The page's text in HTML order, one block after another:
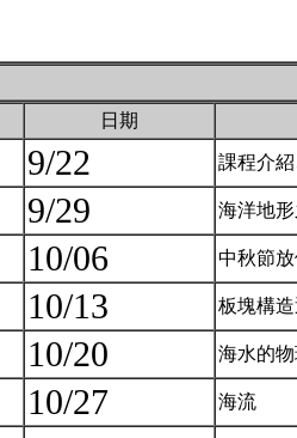
日期
9/22 課程介
9/29 海洋地
10/06 中秋節
10/13 板塊構
10/20 海水的
10/27 海流